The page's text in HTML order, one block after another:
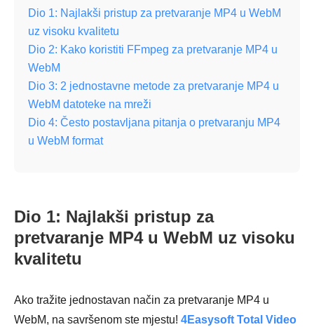
Dio 1: Najlakši pristup za pretvaranje MP4 u WebM
uz visoku kvalitetu
Dio 2: Kako koristiti FFmpeg za pretvaranje MP4 u
WebM
Dio 3: 2 jednostavne metode za pretvaranje MP4 u
WebM datoteke na mreži
Dio 4: Često postavljana pitanja o pretvaranju MP4
u WebM format
Dio 1: Najlakši pristup za
pretvaranje MP4 u WebM uz visoku
kvalitetu
Ako tražite jednostavan način za pretvaranje MP4 u
WebM, na savršenom ste mjestu! 4Easysoft Total Video